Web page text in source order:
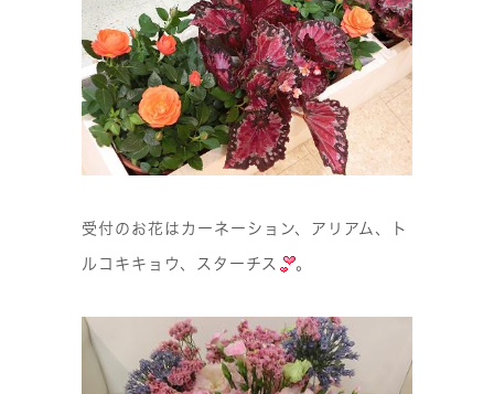
受付のお花はカーネーション、アリアム、ト
ルコキキョウ、スターチス 。